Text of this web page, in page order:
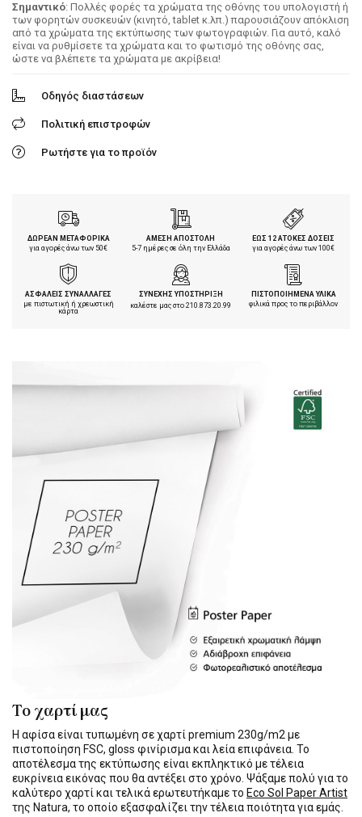
Σημαντικό: Πολλές φορές τα χρώματα της οθόνης του υπολογιστή ή
των φορητών συσκευών (κινητό, tablet κ.λπ.) παρουσιάζουν απόκλιση
από τα χρώματα της εκτύπωσης των φωτογραφιών. Για αυτό, καλό
είναι να ρυθμίσετε τα χρώματα και το φωτισμό της οθόνης σας,
ώστε να βλέπετε τα χρώματα με ακρίβεια!
Οδηγός διαστάσεων
Πολιτική επιστροφών
Ρωτήστε για το προϊόν
ΔΩΡΕΑΝ ΜΕΤΑΦΟΡΙΚΑ
για αγορές άνω των 50€
ΑΜΕΣΗ ΑΠΟΣΤΟΛΗ
5-7 ημέρες σε όλη την Ελλάδα
ΕΩΣ 12 ΑΤΟΚΕΣ ΔΟΣΕΙΣ
για αγορές άνω των 100€
ΑΣΦΑΛΕΙΣ ΣΥΝΑΛΛΑΓΕΣ
με πιστωτική ή χρεωστική
κάρτα
ΣΥΝΕΧΗΣ ΥΠΟΣΤΗΡΙΞΗ
καλέστε μας στο210.873.20.99
ΠΙΣΤΟΠΟΙΗΜΕΝΑ ΥΛΙΚΑ
φιλικά προς το περιβάλλον
Το χαρτί μας
Η αφίσα είναι τυπωμένη σε χαρτί premium 230g/m2 με
πιστοποίηση FSC, gloss φινίρισμα και λεία επιφάνεια. Το
αποτέλεσμα της εκτύπωσης είναι εκπληκτικό με τέλεια
ευκρίνεια εικόνας που θα αντέξει στο χρόνο. Ψάξαμε πολύ για το
καλύτερο χαρτί και τελικά ερωτευτήκαμε το Eco Sol Paper Artist
της Natura, το οποίο εξασφαλίζει την τέλεια ποιότητα για εμάς.